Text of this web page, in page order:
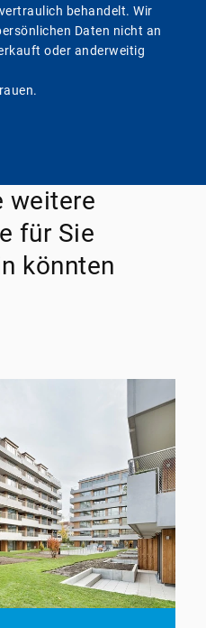
behandelt. Wir
Daten nicht an
oder anderweitig
weitere
für Sie
könnten